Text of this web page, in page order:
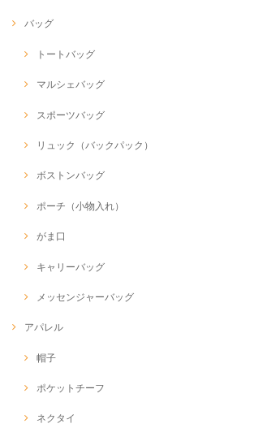
バッグ
トートバッグ
マルシェバッグ
スポーツバッグ
リュック（バックパック）
ボストンバッグ
ポーチ（小物入れ）
がま口
キャリーバッグ
メッセンジャーバッグ
アパレル
帽子
ポケットチーフ
ネクタイ